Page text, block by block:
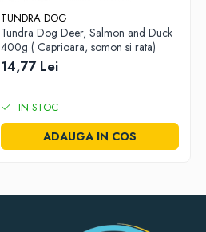
TUNDRA DOG
Tundra Dog Deer, Salmon and Duck
400g ( Caprioara, somon si rata)
14,77 Lei
IN STOC
ADAUGA IN COS